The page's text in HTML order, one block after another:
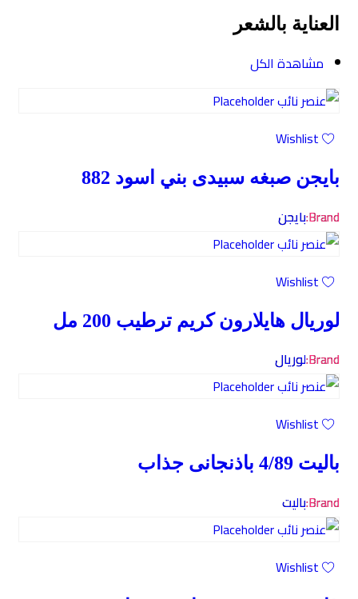
العناية بالشعر
مشاهدة الكل
Wishlist
بايجن صبغه سبيدى بني اسود 882
Brand:بايجن
Wishlist
لوريال هايلارون كريم ترطيب 200 مل
Brand:لوريال
Wishlist
باليت 4/89 باذنجانى جذاب
Brand:باليت
Wishlist